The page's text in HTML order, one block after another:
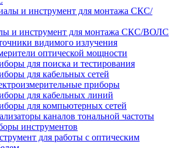
и инструмент для монтажа СКС/ВОЛС
видимого излучения
оптической мощности
для поиска и тестирования
для кабельных сетей
приборы
для кабельных линий
для компьютерных сетей
каналов тональной частоты
инструментов
для работы с оптическим